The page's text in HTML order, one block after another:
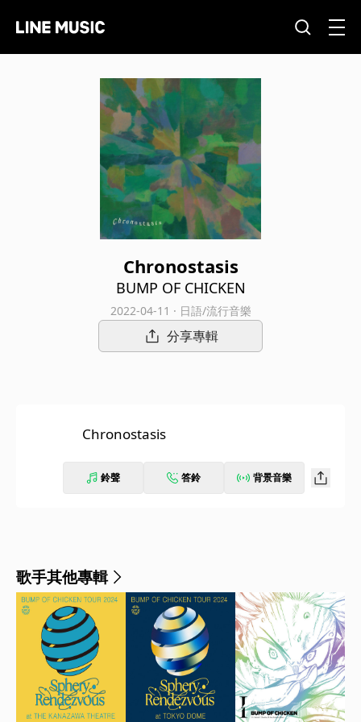
Chronostasis
BUMP OF CHICKEN
2022-04-11 · 日語/流行音樂
分享專輯
Chronostasis
鈴聲 答鈴 背景音樂
歌手其他專輯